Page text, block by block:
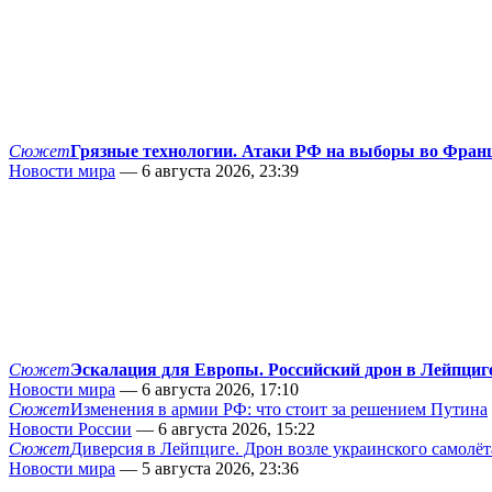
СюжетГрязные технологии. Атаки РФ на выборы во
Новости мира — 6 августа 2026, 23:39
СюжетЭскалация для Европы. Российский дрон в
Новости мира — 6 августа 2026, 17:10
СюжетИзменения в армии РФ: что стоит за решением Путина
Новости России — 6 августа 2026, 15:22
СюжетДиверсия в Лейпциге. Дрон возле украинского
Новости мира — 5 августа 2026, 23:36